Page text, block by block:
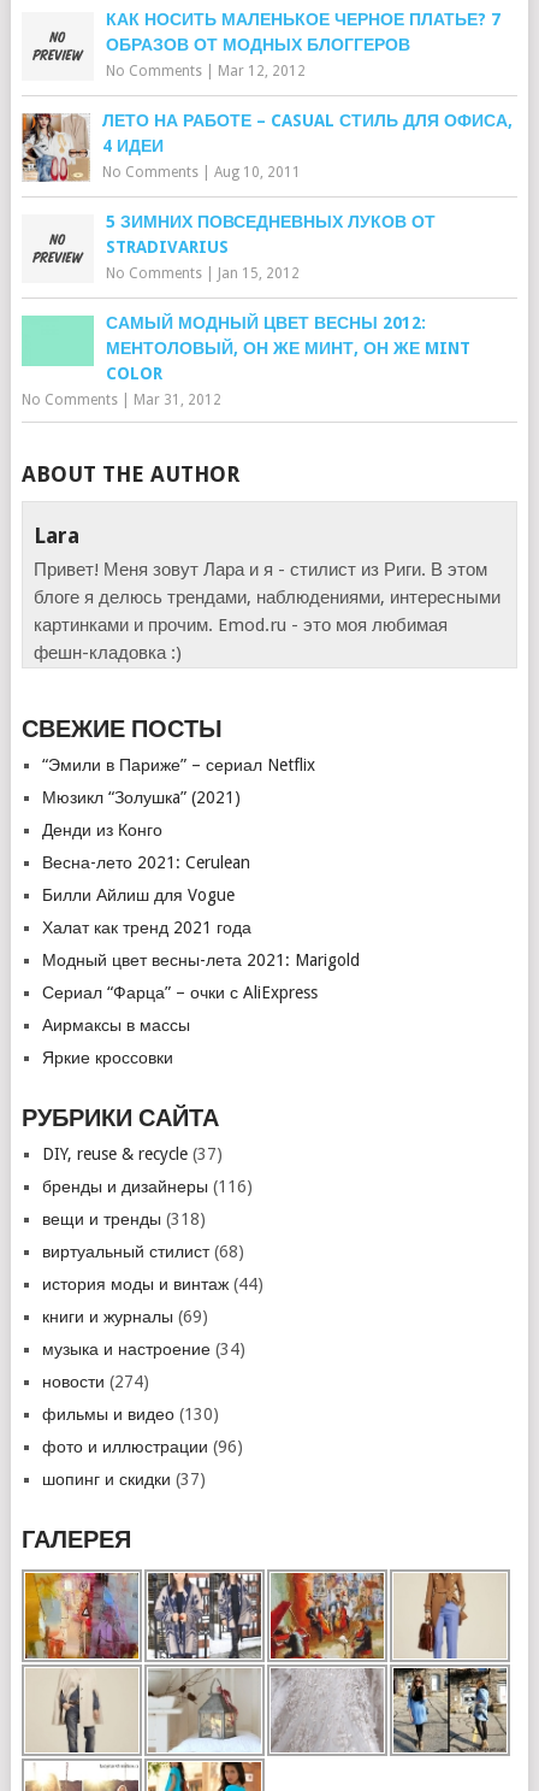
КАК НОСИТЬ МАЛЕНЬКОЕ ЧЕРНОЕ ПЛАТЬЕ? 7
ОБРАЗОВ ОТ МОДНЫХ БЛОГГЕРОВ
No Comments| Mar 12, 2012
ЛЕТО НА РАБОТЕ – CASUAL СТИЛЬ ДЛЯ ОФИСА,
4 ИДЕИ
No Comments| Aug 10, 2011
5 ЗИМНИХ ПОВСЕДНЕВНЫХ ЛУКОВ ОТ
STRADIVARIUS
No Comments| Jan 15, 2012
САМЫЙ МОДНЫЙ ЦВЕТ ВЕСНЫ 2012:
МЕНТОЛОВЫЙ, ОН ЖЕ МИНТ, ОН ЖЕ MINT
COLOR
No Comments| Mar 31, 2012
ABOUT THE AUTHOR
Lara
Привет! Меня зовут Лара и я - стилист из Риги. В этом
блоге я делюсь трендами, наблюдениями, интересными
картинками и прочим. Emod.ru - это моя любимая
фешн-кладовка :)
СВЕЖИЕ ПОСТЫ
“Эмили в Париже” – сериал Netflix
Мюзикл “Золушкa” (2021)
Денди из Конго
Весна-лето 2021: Cerulean
Билли Айлиш для Vogue
Халат как тренд 2021 года
Модный цвет весны-лета 2021: Marigold
Сериал “Фарца” – очки с AliExpress
Аирмаксы в массы
Яркие кроссовки
РУБРИКИ САЙТА
DIY, reuse & recycle(37)
бренды и дизайнеры (116)
вещи и тренды (318)
виртуальный стилист(68)
история моды и винтаж(44)
книги и журналы (69)
музыка и настроение(34)
новости (274)
фильмы и видео(130)
фото и иллюстрации (96)
шопинг и скидки (37)
ГАЛЕРЕЯ